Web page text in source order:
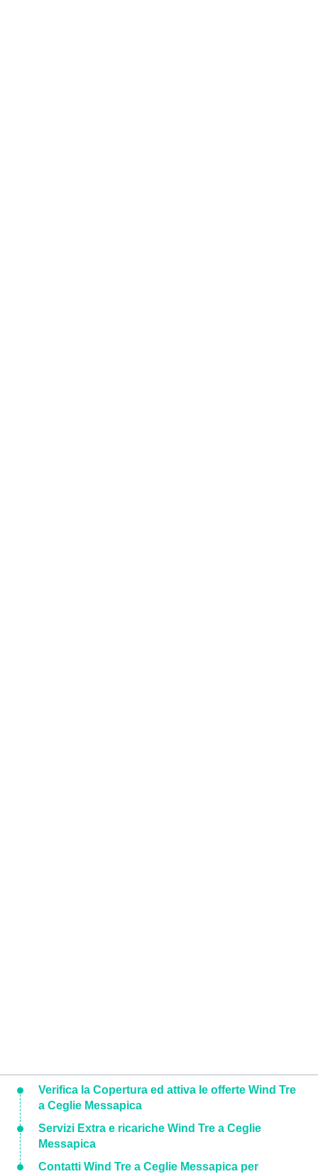
Verifica la Copertura ed attiva le offerte Wind Tre
a Ceglie Messapica
Servizi Extra e ricariche Wind Tre a Ceglie
Messapica
Contatti Wind Tre a Ceglie Messapica per